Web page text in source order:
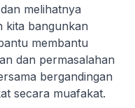
melihatnya
kita bangunkan
membantu
dan permasalahan
bergandingan
secara muafakat.